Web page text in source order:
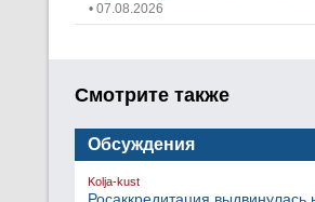
• 07.08.2026
Смотрите также
Обсуждения
Kolja-kust